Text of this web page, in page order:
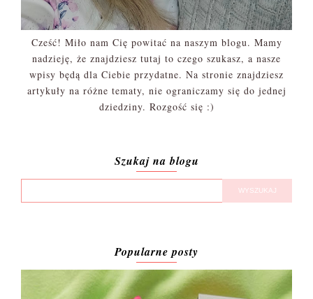
Cześć! Miło nam Cię powitać na naszym blogu. Mamy
nadzieję, że znajdziesz tutaj to czego szukasz, a nasze
wpisy będą dla Ciebie przydatne. Na stronie znajdziesz
artykuły na różne tematy, nie ograniczamy się do jednej
dziedziny. Rozgość się :)
Szukaj na blogu
Popularne posty